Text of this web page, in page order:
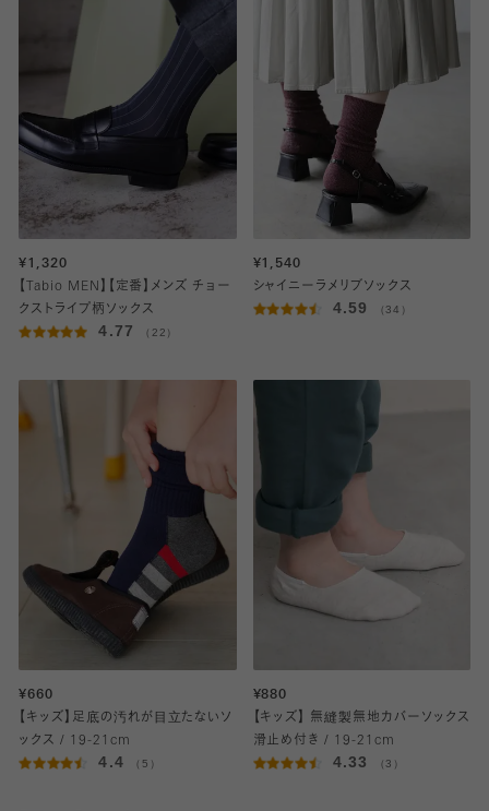
¥1,320
【Tabio MEN】【定番】メンズ チョー
クストライプ柄ソックス
4.77 （22）
¥1,540
シャイニーラメリブソックス
4.59 （34）
¥660
【キッズ】足底の汚れが目立たないソ
ックス / 19-21cm
4.4 （5）
¥880
【キッズ】 無縫製無地カバーソックス
滑止め付き / 19-21cm
4.33 （3）